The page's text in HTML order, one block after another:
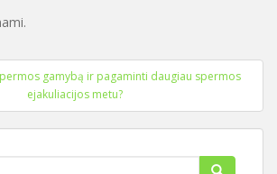
gamybą ir pagaminti daugiau spermos
ejakuliacijos metu?